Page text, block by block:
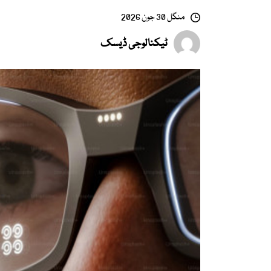
منگل 30 جون 2026
ٹیکنالوجی ڈیسک